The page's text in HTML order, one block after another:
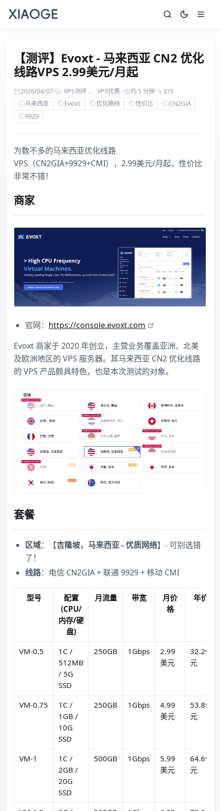
【测评】Evoxt - 马来西亚 CN2 优化
线路VPS 2.99美元/月起
2026/04/07· VPS测评 、 VPS优惠 · 约 5 分钟·
315
马来西亚
Evoxt 优化路线 性价比
CN2GIA
9929
为数不多的马来西亚优化线路
VPS（CN2GIA+9929+CMI），2.99美元/月起，性价比
非常不错！
商家
官网： https://console.evoxt.com
Evoxt 商家于 2020 年创立，主营业务覆盖亚洲、北美
及欧洲地区的 VPS 服务器。其马来西亚 CN2 优化线路
的 VPS 产品颇具特色，也是本次测试的对象。
套餐
区域：【吉隆坡，马来西亚 - 优质网络】- 可别选错
了！
线路：电信 CN2GIA + 联通 9929 + 移动 CMI
型号
配置
(CPU/
内存/硬
盘)
月流量 带宽
月价
格
年价格
VM-0.5
1C /
512MB
/ 5G
SSD
250GB 1Gbps
2.99
美元
32.29美
元
VM-0.75
1C /
1GB /
10G
SSD
250GB 1Gbps
4.99
美元
53.89美
元
VM-1
1C /
2GB /
20G
SSD
500GB 1Gbps
5.99
美元
64.69美
元